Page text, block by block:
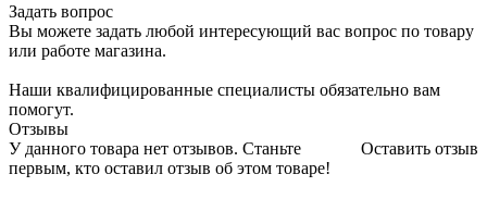
Задать вопрос
Вы можете задать любой интересующий вас вопрос по товару
или работе магазина.
Наши квалифицированные специалисты обязательно вам
помогут.
Отзывы
Оставить отзыв
У данного товара нет отзывов. Станьте
первым, кто оставил отзыв об этом товаре!